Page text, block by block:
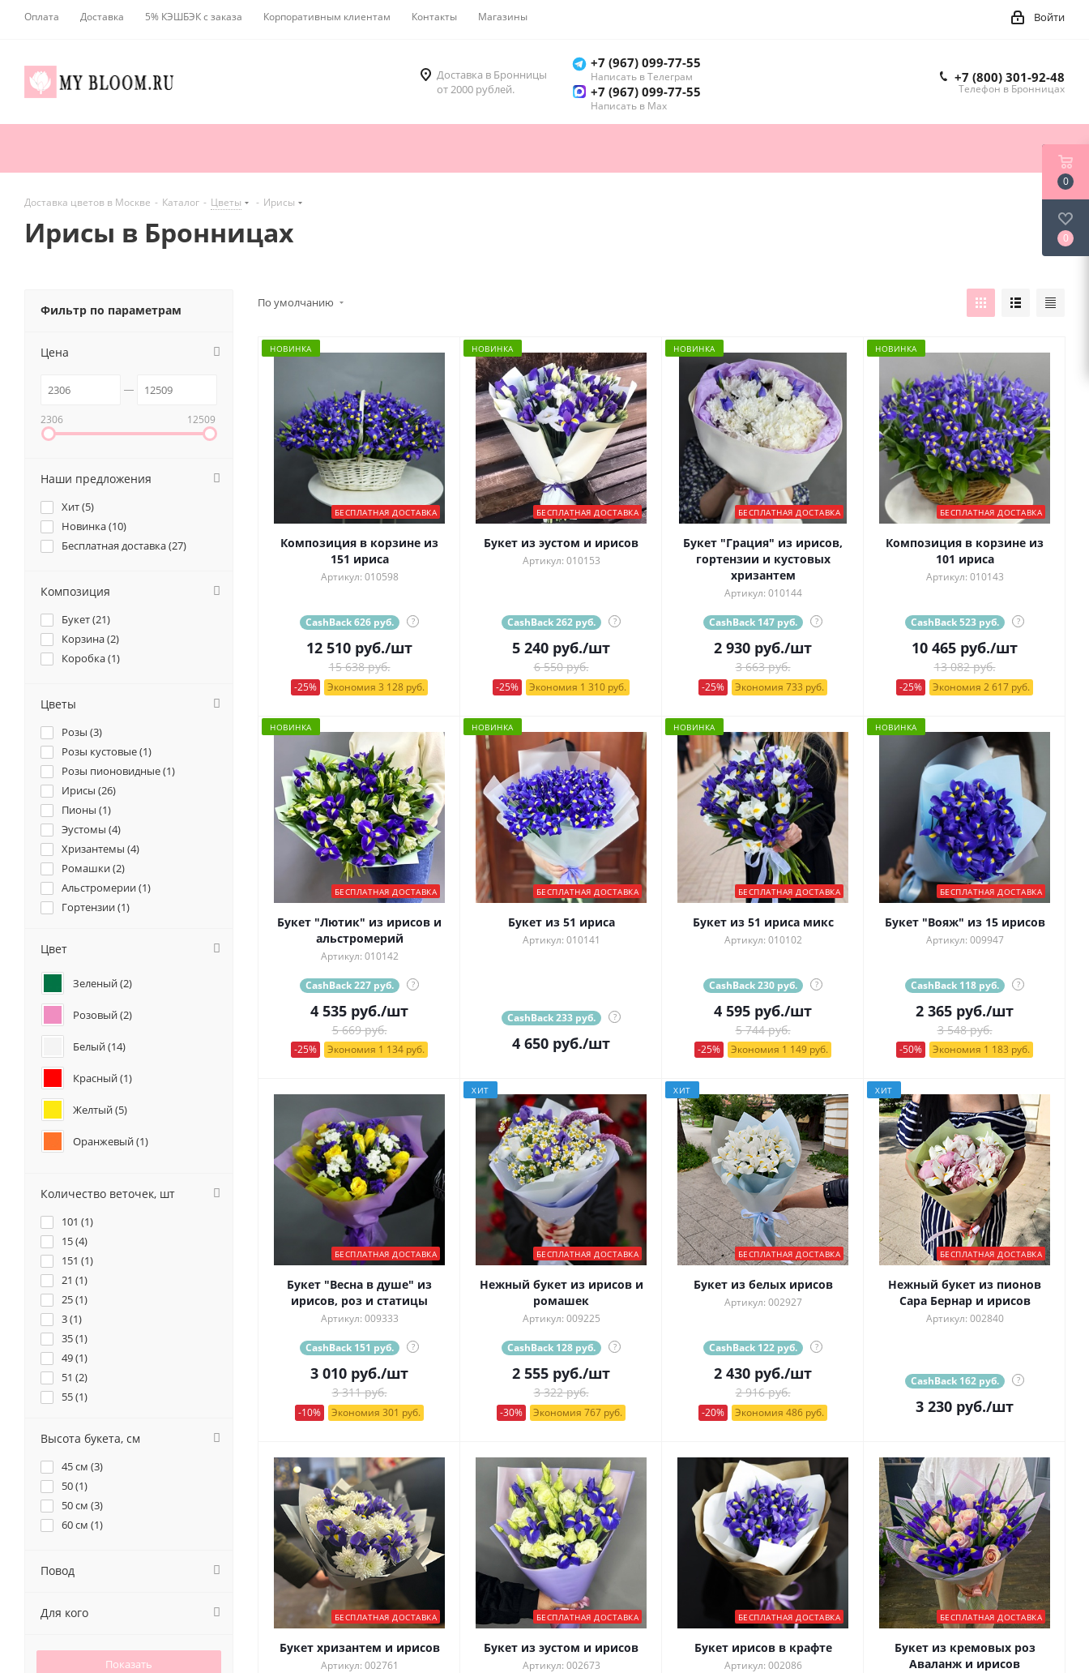
Оплата Доставка 5% КЭШБЭК с заказа Корпоративным клиентам Контакты Магазины Войти
Доставка в Бронницы
от 2000 рублей.
+7 (967) 099-77-55
Написать в Телеграм
+7 (967) 099-77-55
Написать в Мах
+7 (800) 301-92-48
Телефон в Бронницах
Доставка цветов в Москве - Каталог - Цветы - Ирисы
Ирисы в Бронницах
По умолчанию
НОВИНКА
БЕСПЛАТНАЯ ДОСТАВКА
Композиция в корзине из
151 ириса
Артикул: 010598
CashBack 626 руб. ?
12 510 руб./шт
15 638 руб.
-25% Экономия 3 128 руб.
НОВИНКА
БЕСПЛАТНАЯ ДОСТАВКА
Букет из эустом и ирисов
Артикул: 010153
CashBack 262 руб. ?
5 240 руб./шт
6 550 руб.
-25% Экономия 1 310 руб.
НОВИНКА
БЕСПЛАТНАЯ ДОСТАВКА
Букет "Грация" из ирисов,
гортензии и кустовых
хризантем
Артикул: 010144
CashBack 147 руб. ?
2 930 руб./шт
3 663 руб.
-25% Экономия 733 руб.
НОВИНКА
БЕСПЛАТНАЯ ДОСТАВКА
Композиция в корзине из
101 ириса
Артикул: 010143
CashBack 523 руб. ?
10 465 руб./шт
13 082 руб.
-25% Экономия 2 617 руб.
НОВИНКА
БЕСПЛАТНАЯ ДОСТАВКА
Букет "Лютик" из ирисов и
альстромерий
Артикул: 010142
CashBack 227 руб. ?
4 535 руб./шт
5 669 руб.
-25% Экономия 1 134 руб.
НОВИНКА
БЕСПЛАТНАЯ ДОСТАВКА
Букет из 51 ириса
Артикул: 010141
CashBack 233 руб. ?
4 650 руб./шт
НОВИНКА
БЕСПЛАТНАЯ ДОСТАВКА
Букет из 51 ириса микс
Артикул: 010102
CashBack 230 руб. ?
4 595 руб./шт
5 744 руб.
-25% Экономия 1 149 руб.
НОВИНКА
БЕСПЛАТНАЯ ДОСТАВКА
Букет "Вояж" из 15 ирисов
Артикул: 009947
CashBack 118 руб. ?
2 365 руб./шт
3 548 руб.
-50% Экономия 1 183 руб.
БЕСПЛАТНАЯ ДОСТАВКА
Букет "Весна в душе" из
ирисов, роз и статицы
Артикул: 009333
CashBack 151 руб. ?
3 010 руб./шт
3 311 руб.
-10% Экономия 301 руб.
ХИТ
БЕСПЛАТНАЯ ДОСТАВКА
Нежный букет из ирисов и
ромашек
Артикул: 009225
CashBack 128 руб. ?
2 555 руб./шт
3 322 руб.
-30% Экономия 767 руб.
ХИТ
БЕСПЛАТНАЯ ДОСТАВКА
Букет из белых ирисов
Артикул: 002927
CashBack 122 руб. ?
2 430 руб./шт
2 916 руб.
-20% Экономия 486 руб.
ХИТ
БЕСПЛАТНАЯ ДОСТАВКА
Нежный букет из пионов
Сара Бернар и ирисов
Артикул: 002840
CashBack 162 руб. ?
3 230 руб./шт
БЕСПЛАТНАЯ ДОСТАВКА
Букет хризантем и ирисов
Артикул: 002761
БЕСПЛАТНАЯ ДОСТАВКА
Букет из эустом и ирисов
Артикул: 002673
БЕСПЛАТНАЯ ДОСТАВКА
Букет ирисов в крафте
Артикул: 002086
БЕСПЛАТНАЯ ДОСТАВКА
Букет из кремовых роз
Аваланж и ирисов
Фильтр по параметрам
Цена
2306 12509
Наши предложения
Хит (5)
Новинка (10)
Бесплатная доставка (27)
Композиция
Букет (21)
Корзина (2)
Коробка (1)
Цветы
Розы (3)
Розы кустовые (1)
Розы пионовидные (1)
Ирисы (26)
Пионы (1)
Эустомы (4)
Хризантемы (4)
Ромашки (2)
Альстромерии (1)
Гортензии (1)
Цвет
Зеленый (2)
Розовый (2)
Белый (14)
Красный (1)
Желтый (5)
Оранжевый (1)
Количество веточек, шт
101 (1)
15 (4)
151 (1)
21 (1)
25 (1)
3 (1)
35 (1)
49 (1)
51 (2)
55 (1)
Высота букета, см
45 см (3)
50 (1)
50 см (3)
60 см (1)
Повод
Для кого
0
0